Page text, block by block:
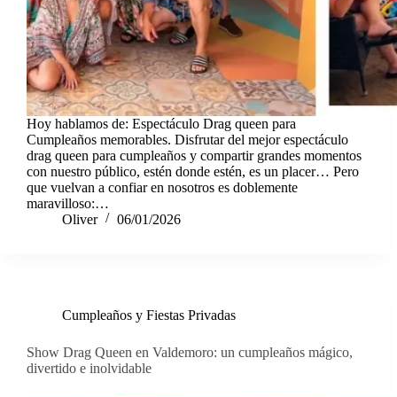
Hoy hablamos de: Espectáculo Drag queen para
Cumpleaños memorables. Disfrutar del mejor espectáculo
drag queen para cumpleaños y compartir grandes momentos
con nuestro público, estén donde estén, es un placer… Pero
que vuelvan a confiar en nosotros es doblemente
maravilloso:…
Oliver
06/01/2026
Cumpleaños y Fiestas Privadas
Show Drag Queen en Valdemoro: un cumpleaños mágico,
divertido e inolvidable